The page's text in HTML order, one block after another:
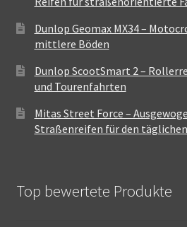
Dunlop Geomax MX34 –
mittlere Böden
Dunlop ScootSmart 2 –
und Tourenfahrten
Mitas Street Force –
Straßenreifen für den
Top bewertete Produkte